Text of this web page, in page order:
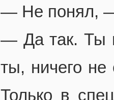
— Не понял,
— Да так. Ты
ты, ничего
Только в